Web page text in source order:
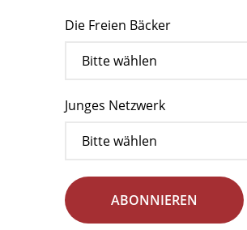
Die Freien Bäcker
Junges Netzwerk
ABONNIEREN